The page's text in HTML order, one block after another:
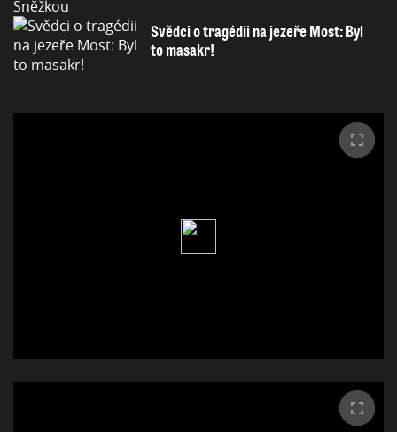
Svědci o tragédii na jezeře Most: Byl
to masakr!